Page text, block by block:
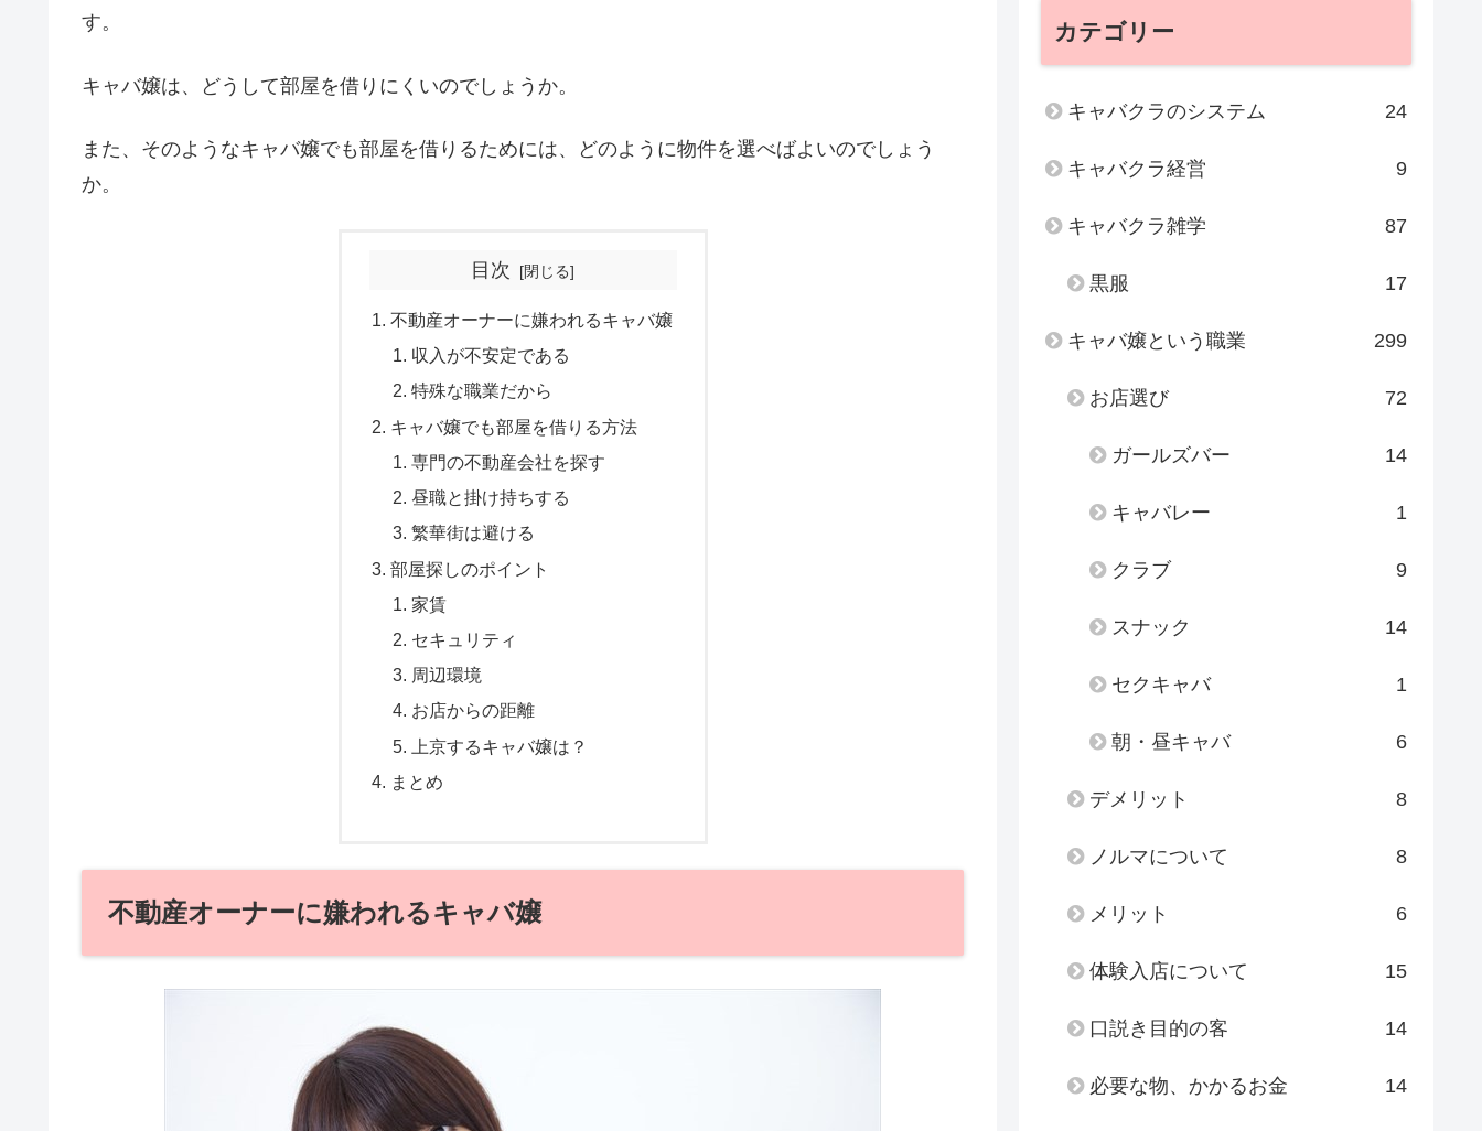
す。
キャバ嬢は、どうして部屋を借りにくいのでしょうか。
また、そのようなキャバ嬢でも部屋を借りるためには、どのように物件を選べばよいのでしょう
か。
目次
不動産オーナーに嫌われるキャバ嬢
収入が不安定である
特殊な職業だから
キャバ嬢でも部屋を借りる方法
専門の不動産会社を探す
昼職と掛け持ちする
繁華街は避ける
部屋探しのポイント
家賃
セキュリティ
周辺環境
お店からの距離
上京するキャバ嬢は？
まとめ
不動産オーナーに嫌われるキャバ嬢
カテゴリー
キャバクラのシステム 24
キャバクラ経営 9
キャバクラ雑学 87
黒服 17
キャバ嬢という職業 299
お店選び 72
ガールズバー 14
キャバレー 1
クラブ 9
スナック 14
セクキャバ 1
朝・昼キャバ 6
デメリット 8
ノルマについて 8
メリット 6
体験入店について 15
口説き目的の客 14
必要な物、かかるお金 14